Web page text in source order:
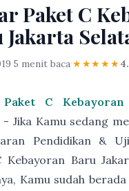
Paket C
Jakarta
·5 menit baca·★★★★★
C
- Jika Kamu sedang
Pendidikan &
Kebayoran Baru
Kamu sudah